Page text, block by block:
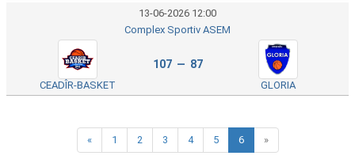
13-06-2026 12:00
Complex Sportiv ASEM
CEADÎR-BASKET
107 — 87
GLORIA
« 1 2 3 4 5 6 »